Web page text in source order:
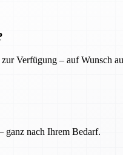
Verfügung – auf Wunsch
ganz nach Ihrem Bedarf.